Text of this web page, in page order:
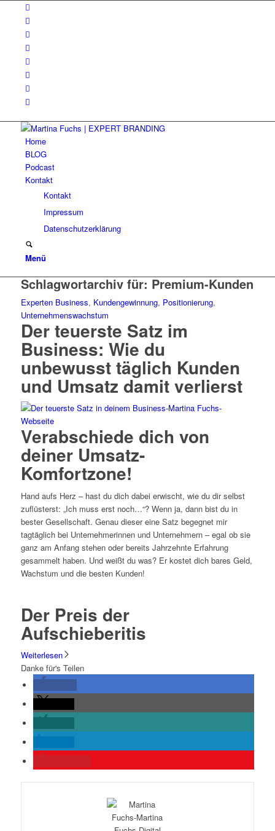
Home
BLOG
Podcast
Kontakt
Kontakt
Impressum
Datenschutzerklärung
Menü
Schlagwortarchiv für: Premium-Kunden
Experten Business, Kundengewinnung, Positionierung,
Unternehmenswachstum
Der teuerste Satz im
Business: Wie du
unbewusst täglich Kunden
und Umsatz damit verlierst
Verabschiede dich von
deiner Umsatz-
Komfortzone!
Hand aufs Herz – hast du dich dabei erwischt, wie du dir selbst
zuflüsterst: „Ich muss erst noch…“? Wenn ja, dann bist du in
bester Gesellschaft. Genau dieser eine Satz begegnet mir
tagtäglich bei Unternehmerinnen und Unternehmern – egal ob sie
ganz am Anfang stehen oder bereits Jahrzehnte Erfahrung
gesammelt haben. Und weißt du was? Er kostet dich bares Geld,
Wachstum und die besten Kunden!
Der Preis der
Aufschieberitis
Weiterlesen
Danke für's Teilen